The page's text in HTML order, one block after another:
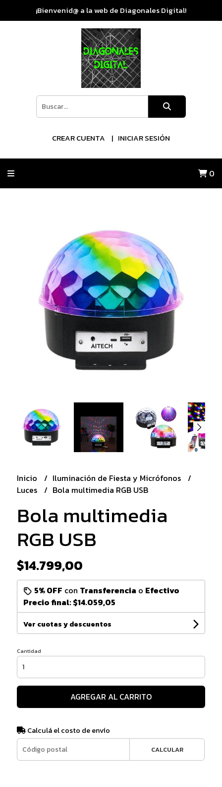
¡Bienvenid@ a la web de Diagonales Digital!
CREAR CUENTA INICIAR SESIÓN
0
Inicio
Iluminación de Fiesta y Micrófonos
Luces
Bola multimedia RGB USB
Bola multimedia
RGB USB
$14.799,00
5% OFF con Transferencia o Efectivo
Precio final:$14.059,05
Ver cuotas y descuentos
Cantidad
AGREGAR AL CARRITO
Calculá el costo de envío
CALCULAR